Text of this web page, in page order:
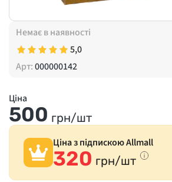
Немає в наявності
5,0
Арт:000000142
Ціна
500 грн/шт
Ціна з підпискою Allmall
320 грн/шт